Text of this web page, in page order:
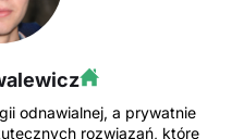
odnawialnej, a prywatnie
rozwiązań, które